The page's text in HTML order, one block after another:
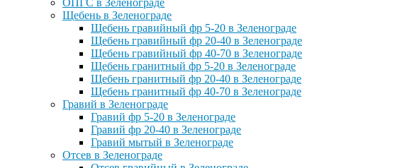
Щебень в Зеленограде
Щебень гравийный фр 5-20 в Зеленограде
Щебень гравийный фр 20-40 в Зеленограде
Щебень гравийный фр 40-70 в Зеленограде
Щебень гранитный фр 5-20 в Зеленограде
Щебень гранитный фр 20-40 в Зеленограде
Щебень гранитный фр 40-70 в Зеленограде
Гравий в Зеленограде
Гравий фр 5-20 в Зеленограде
Гравий фр 20-40 в Зеленограде
Гравий мытый в Зеленограде
Отсев в Зеленограде